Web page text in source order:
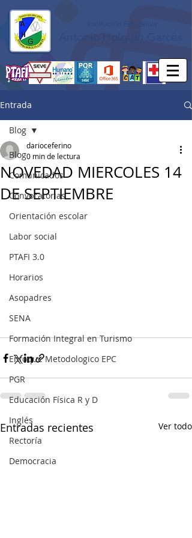
Entrada
Blog
Comunicados
Convocatorias
Orientación escolar
Labor social
PTAFI 3.0
Horarios
Asopadres
SENA
Formación Integral en Turismo
Enfoque Metodologico EPC
PGR
Educación Física R y D
Inglés
Rectoría
Democracia
Blog
NOVEDAD MIERCOLES 14
DE SEPTIEMBRE
darioceferino
0 min de lectura
Entradas recientes Ver todo